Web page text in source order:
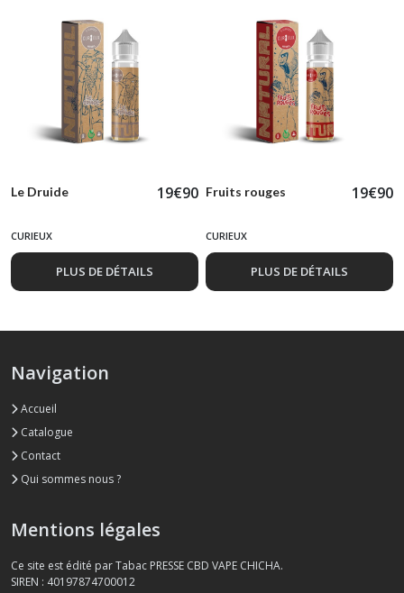
Le Druide 19€90
CURIEUX
PLUS DE DÉTAILS
Fruits rouges 19€90
CURIEUX
PLUS DE DÉTAILS
Navigation
Accueil
Catalogue
Contact
Qui sommes nous ?
Mentions légales
Ce site est édité par Tabac PRESSE CBD VAPE CHICHA.
SIREN : 40197874700012